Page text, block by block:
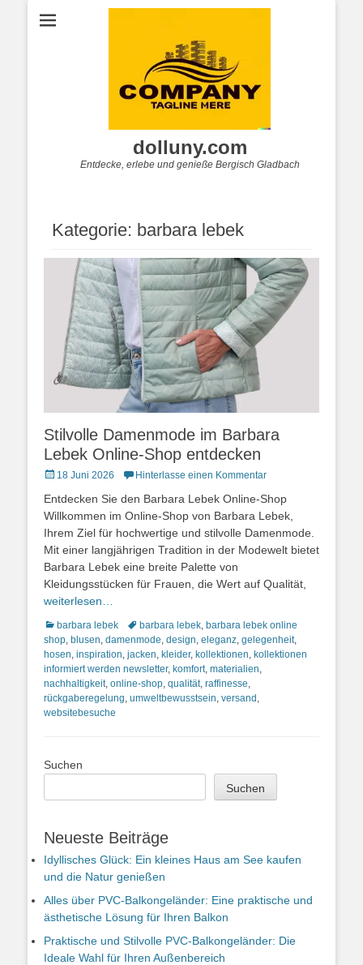
dolluny.com
Entdecke, erlebe und genieße Bergisch Gladbach
Kategorie: barbara lebek
Stilvolle Damenmode im Barbara
Lebek Online-Shop entdecken
Posted
18 Juni 2026 Hinterlasse einen Kommentar
Entdecken Sie den Barbara Lebek Online-Shop
Willkommen im Online-Shop von Barbara Lebek,
Ihrem Ziel für hochwertige und stilvolle Damenmode.
Mit einer langjährigen Tradition in der Modewelt bietet
Barbara Lebek eine breite Palette von
Kleidungsstücken für Frauen, die Wert auf Qualität,
weiterlesen…
Kategorien
barbara lebek Schlagworte
barbara lebek, barbara lebek online
shop, blusen, damenmode, design, eleganz, gelegenheit,
hosen, inspiration, jacken, kleider, kollektionen, kollektionen
informiert werden newsletter, komfort, materialien,
nachhaltigkeit, online-shop, qualität, raffinesse,
rückgaberegelung, umweltbewusstsein, versand ,
websitebesuche
Suchen
Suchen
Neueste Beiträge
Idyllisches Glück: Ein kleines Haus am See kaufen
und die Natur genießen
Alles über PVC-Balkongeländer: Eine praktische und
ästhetische Lösung für Ihren Balkon
Praktische und Stilvolle PVC-Balkongeländer: Die
Ideale Wahl für Ihren Außenbereich